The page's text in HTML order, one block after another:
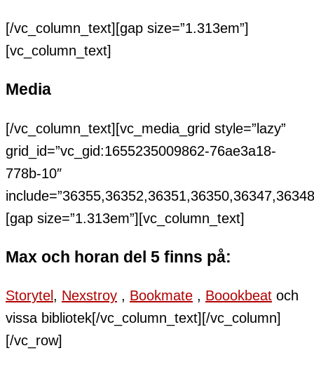
[/vc_column_text][gap size=”1.313em”]
[vc_column_text]
Media
[/vc_column_text][vc_media_grid style=”lazy”
grid_id=”vc_gid:1655235009862-76ae3a18-
778b-10″
[gap size=”1.313em”][vc_column_text]
Max och horan del 5 finns på:
Storytel , Nexstroy , Bookmate , Boookbeat och
vissa bibliotek[/vc_column_text][/vc_column]
[/vc_row]